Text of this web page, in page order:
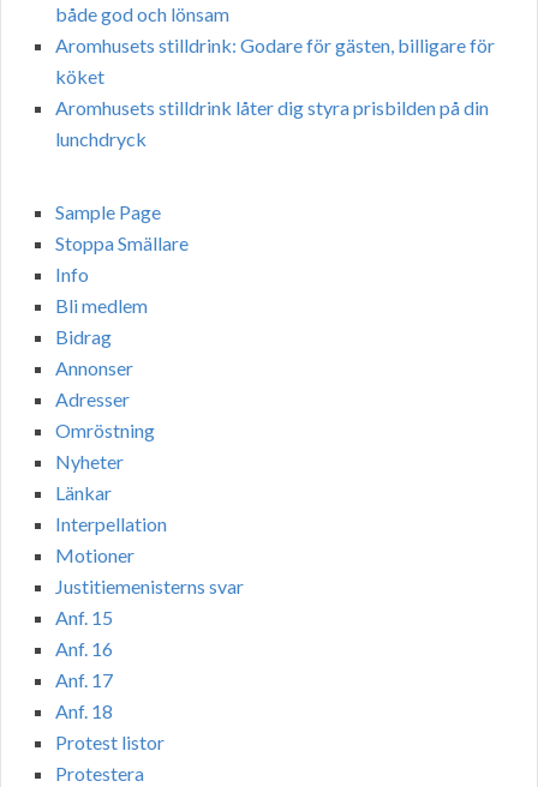
både god och lönsam
Aromhusets stilldrink: Godare för gästen, billigare för
köket
Aromhusets stilldrink låter dig styra prisbilden på din
lunchdryck
Sample Page
Stoppa Smällare
Info
Bli medlem
Bidrag
Annonser
Adresser
Omröstning
Nyheter
Länkar
Interpellation
Motioner
Justitiemenisterns svar
Anf. 15
Anf. 16
Anf. 17
Anf. 18
Protest listor
Protestera